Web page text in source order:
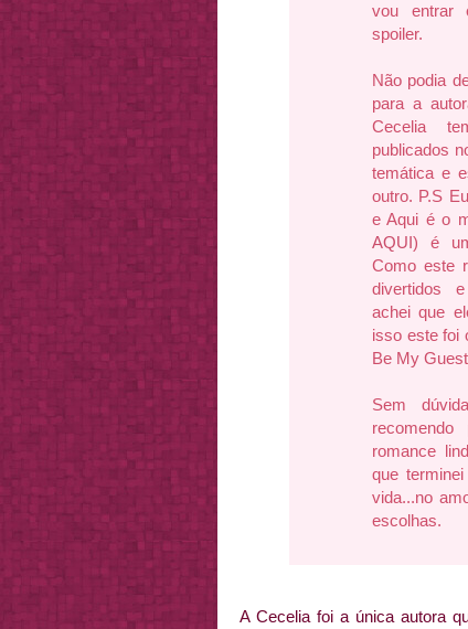
vou entrar
spoiler.
Não podia
para a
Cecelia
publicados
temática e
outro. P.S
e Aqui é o
AQUI) é
Como este
divertidos
achei que
isso este foi
Be My
Sem
romance
que
vida...no
escolhas.
A Cecelia foi a única autora